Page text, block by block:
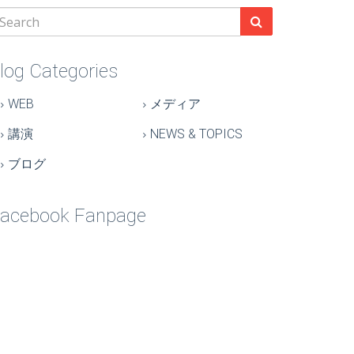
Categories
WEB
メディア
講演
NEWS & TOPICS
ブログ
Fanpage